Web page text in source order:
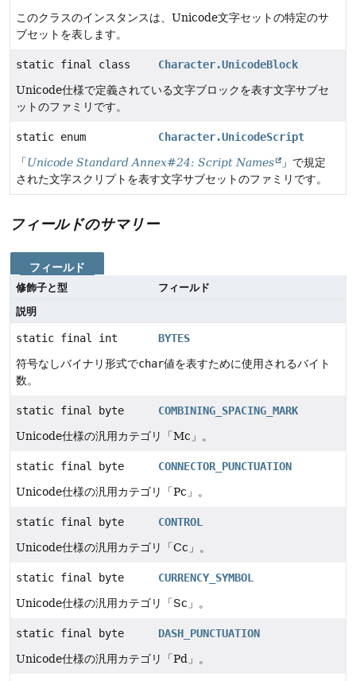
このクラスのインスタンスは、Unicode文字セットの特定のサ
ブセットを表します。
static final class
Character.UnicodeBlock
Unicode仕様で定義されている文字ブロックを表す文字サブセ
ットのファミリです。
static enum
Character.UnicodeScript
「Unicode Standard Annex#24: Script Names
」で規定
された文字スクリプトを表す文字サブセットのファミリです。
フィールドのサマリー
フィールド
修飾子と型
フィールド
説明
static final int
BYTES
符号なしバイナリ形式でchar値を表すために使用されるバイト
数。
static final byte
COMBINING_SPACING_MARK
Unicode仕様の汎用カテゴリ「Mc」。
static final byte
CONNECTOR_PUNCTUATION
Unicode仕様の汎用カテゴリ「Pc」。
static final byte
CONTROL
Unicode仕様の汎用カテゴリ「Cc」。
static final byte
CURRENCY_SYMBOL
Unicode仕様の汎用カテゴリ「Sc」。
static final byte
DASH_PUNCTUATION
Unicode仕様の汎用カテゴリ「Pd」。